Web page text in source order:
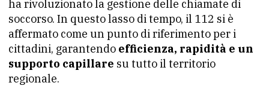
ha rivoluzionato la gestione delle chiamate di
soccorso. In questo lasso di tempo, il 112 si è
affermato come un punto di riferimento per i
cittadini, garantendo efficienza, rapidità e un
supporto capillare su tutto il territorio
regionale.